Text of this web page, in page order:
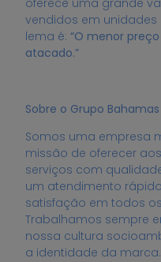
vendidos em unidades
lema é: “O menor
atacado.”
Sobre o Grupo Bahamas
Somos uma empresa
missão de oferecer
serviços com
um atendimento
satisfação em todos
Trabalhamos sempre
nossa cultura
a identidade da marca.